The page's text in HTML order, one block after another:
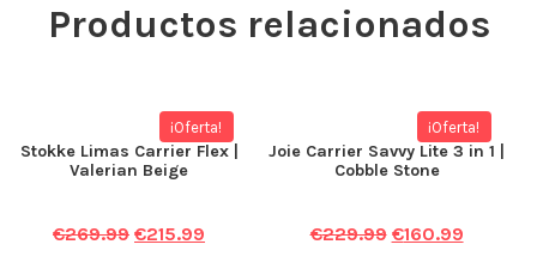
Productos relacionados
¡Oferta!
Stokke Limas Carrier Flex |
Valerian Beige
€269.99 €215.99
¡Oferta!
Joie Carrier Savvy Lite 3 in 1 |
Cobble Stone
€229.99 €160.99